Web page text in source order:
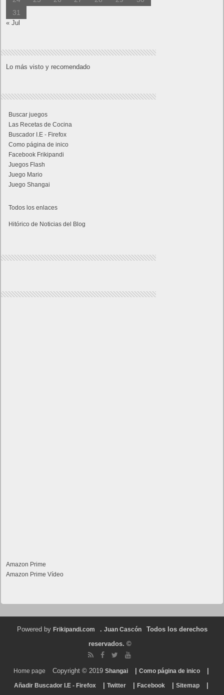
31
« Jul
Lo más visto y recomendado
Buscar juegos
Las Recetas de Cocina
Buscador I.E - Firefox
Como página de inico
Facebook Frikipandi
Juegos Flash
Juego Mario
Juego Shangai
Todos los enlaces
Hitórico de Noticias del Blog
Amazon Prime
Amazon Prime Vídeo
Powered by Frikipandi.com . Juan Cascón
Todos los derechos
reservados. ©
Home page Copyright © 2019 Shangai Como página de inico
Añadir Buscador I.E - Firefox Twitter Facebook Sitemap